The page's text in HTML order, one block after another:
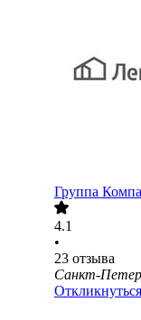
Группа
4.1
•
23 отзыва
Санкт-
Откликнуться